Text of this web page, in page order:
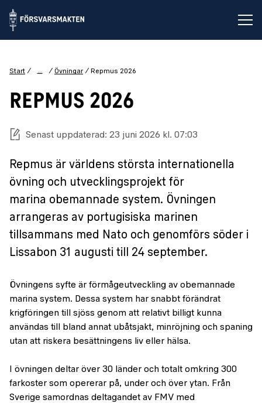
Start ... Övningar Repmus 2026
REPMUS 2026
Senast uppdaterad: 23 juni 2026 kl. 07:03
Repmus är världens största internationella
övning och utvecklingsprojekt för
marina obemannade system. Övningen
arrangeras av portugisiska marinen
tillsammans med Nato och genomförs söder i
Lissabon 31 augusti till 24 september.
Övningens syfte är förmågeutveckling av obemannade
marina system. Dessa system har snabbt förändrat
krigföringen till sjöss genom att relativt billigt kunna
användas till bland annat ubåtsjakt, minröjning och spaning
utan att riskera besättningens liv eller hälsa.
I övningen deltar över 30 länder och totalt omkring 300
farkoster som opererar på, under och över ytan. Från
Sverige samordnas deltagandet av FMV med